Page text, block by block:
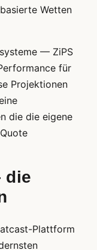
Wetten
— ZiPS
für
Projektionen
die die eigene
die
Plattform